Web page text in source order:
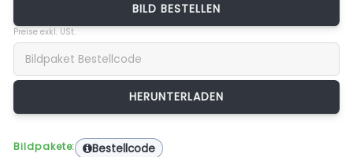
BILD BESTELLEN
Preise exkl. USt.
Bildpakete: Bestellcode